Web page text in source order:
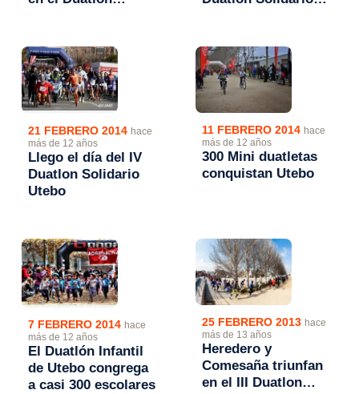
21 FEBRERO 2014 hace
más de 12 años
Llego el día del IV
Duatlon Solidario
Utebo
11 FEBRERO 2014 hace
más de 12 años
300 Mini duatletas
conquistan Utebo
7 FEBRERO 2014 hace
más de 12 años
El Duatlón Infantil
de Utebo congrega
a casi 300 escolares
25 FEBRERO 2013 hace
más de 13 años
Heredero y
Comesaña triunfan
en el III Duatlon